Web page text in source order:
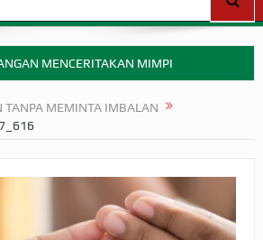
MENCERITAKAN MIMPI
MENJELANG PERANG BADAR
DUNIA!
TANPA MEMINTA IMBALAN